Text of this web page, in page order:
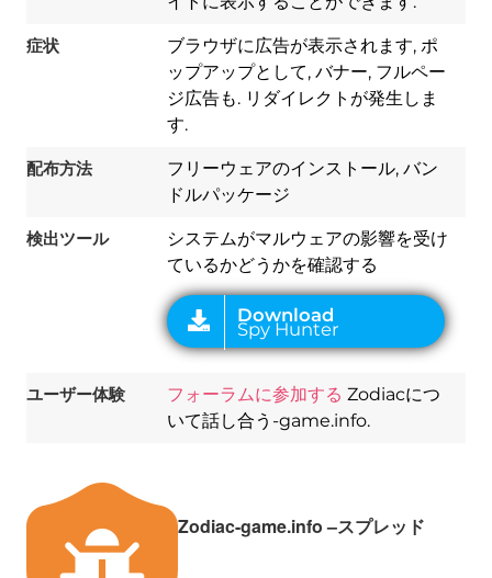
症状
ブラウザに広告が表示されます, ポ
ップアップとして, バナー, フルペー
ジ広告も. リダイレクトが発生しま
す.
配布方法
フリーウェアのインストール, バン
ドルパッケージ
検出ツール
システムがマルウェアの影響を受け
ているかどうかを確認する
Spy Hunter
ユーザー体験 フォーラムに参加する Zodiacにつ
いて話し合う-game.info.
Zodiac-game.info –スプレッド